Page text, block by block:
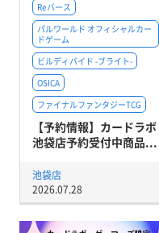
Reバース
パルワールド オフィシャルカー
ドゲーム
ビルディバイド -ブライト-
OSICA
ファイナルファンタジーTCG
【予約情報】カードラボ
池袋店予約受付中商品...
池袋店
2026.07.28